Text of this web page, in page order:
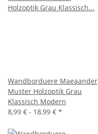
Wandborduere Maeaander
Muster Holzoptik Grau
Klassisch Modern
8,99 € - 18,99 € *